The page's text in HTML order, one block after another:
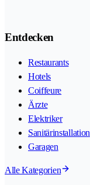
Entdecken
Restaurants
Hotels
Coiffeure
Ärzte
Elektriker
Sanitärinstallation
Garagen
Alle Kategorien